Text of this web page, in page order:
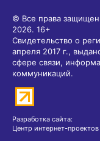
© Все права
2026. 16+
Свидетельство о
апреля 2017 г.,
сфере связи,
коммуникаций.
Разработка сайта:
Центр интернет-